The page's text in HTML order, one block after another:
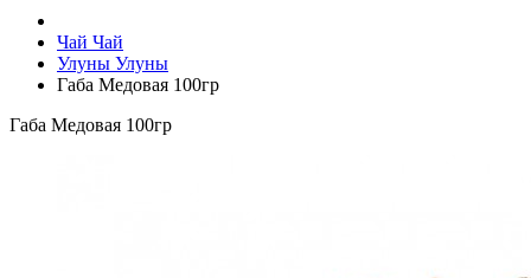
Чай Чай
Улуны Улуны
Габа Медовая 100гр
Габа Медовая 100гр